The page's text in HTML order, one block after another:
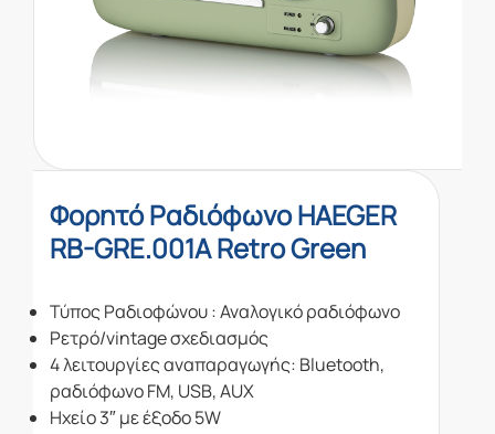
Φορητό Ραδιόφωνο HAEGER
RB-GRE.001A Retro Green
Τύπος Ραδιοφώνου : Αναλογικό ραδιόφωνο
Ρετρό/vintage σχεδιασμός
4 λειτουργίες αναπαραγωγής: Bluetooth,
ραδιόφωνο FM, USB, AUX
Ηχείο 3″ με έξοδο 5W